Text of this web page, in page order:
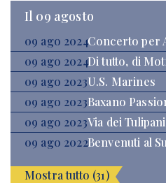
Il 09 agosto
09 ago 2024Concerto per
09 ago 2024Di tutto, di
09 ago 2023U.S. Marines
09 ago 2023Baxano
09 ago 2023Via dei Tulipani
09 ago 2022Benvenuti al
Mostra tutto (31)